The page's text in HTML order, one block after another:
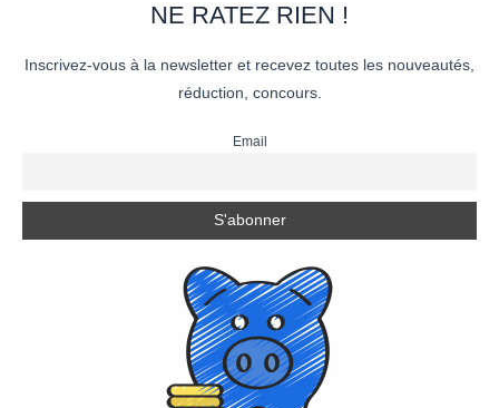
NE RATEZ RIEN !
Inscrivez-vous à la newsletter et recevez toutes les nouveautés,
réduction, concours.
Email